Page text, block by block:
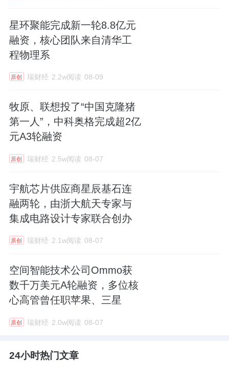
星环聚能完成新一轮8.8亿元
融资，核心团队来自清华工
程物理系
原创 瑞财经 2.2w阅读 08-09
牧原、联想投了“中国克隆猪
第一人”，中科奥格完成超2亿
元A3轮融资
原创 瑞财经 2.5w阅读 08-07
宇航芯片供应商星辰基石连
融两轮，由浙大航天专家与
集成电路设计专家联合创办
原创 瑞财经 2.1w阅读 08-07
空间智能技术公司Ommo获
数千万美元A轮融资，多位核
心高管曾任职苹果、三星
原创 瑞财经 2.0w阅读 08-07
24小时热门文章